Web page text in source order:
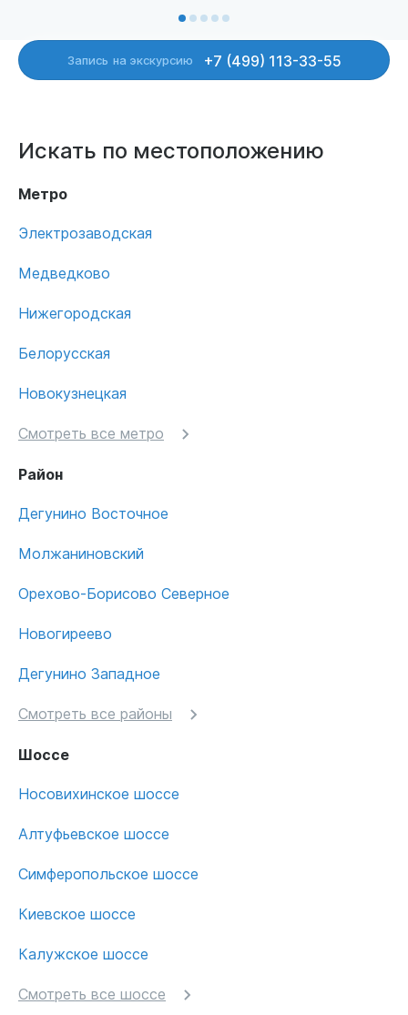
Запись на экскурсию +7 (499) 113-33-55
Искать по местоположению
Метро
Электрозаводская
Медведково
Нижегородская
Белорусская
Новокузнецкая
Смотреть все метро
Район
Дегунино Восточное
Молжаниновский
Орехово-Борисово Северное
Новогиреево
Дегунино Западное
Смотреть все районы
Шоссе
Носовихинское шоссе
Алтуфьевское шоссе
Симферопольское шоссе
Киевское шоссе
Калужское шоссе
Смотреть все шоссе